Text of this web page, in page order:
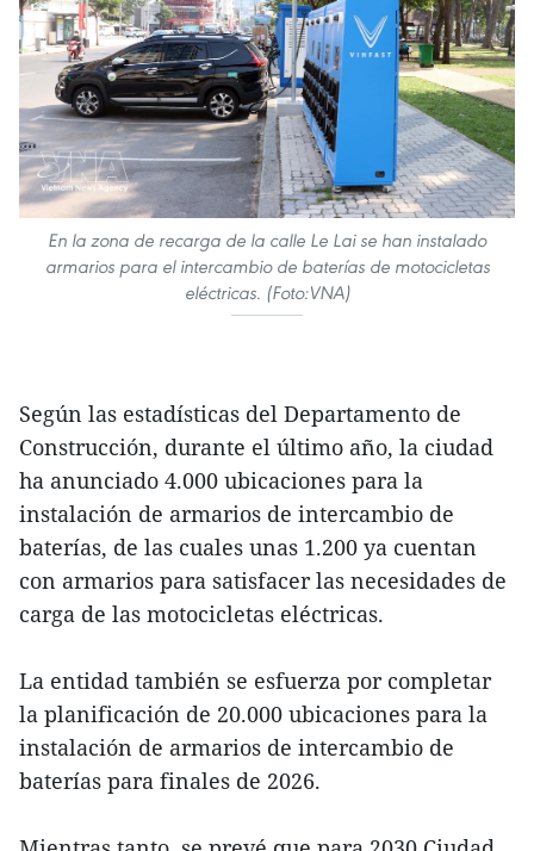
En la zona de recarga de la calle Le Lai se han instalado
armarios para el intercambio de baterías de motocicletas
eléctricas. (Foto:VNA)
Según las estadísticas del Departamento de
Construcción, durante el último año, la ciudad
ha anunciado 4.000 ubicaciones para la
instalación de armarios de intercambio de
baterías, de las cuales unas 1.200 ya cuentan
con armarios para satisfacer las necesidades de
carga de las motocicletas eléctricas.
La entidad también se esfuerza por completar
la planificación de 20.000 ubicaciones para la
instalación de armarios de intercambio de
baterías para finales de 2026.